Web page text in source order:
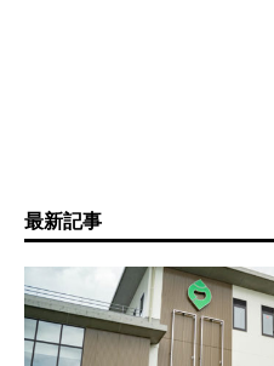
最新記事